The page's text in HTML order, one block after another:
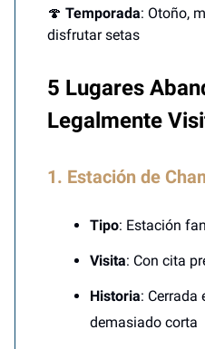
🍄 Temporada: Otoño,
disfrutar setas
5 Lugares
Legalmente
1. Estación de
Tipo: Estación
Visita: Con cita
Historia: Cerrada
demasiado corta